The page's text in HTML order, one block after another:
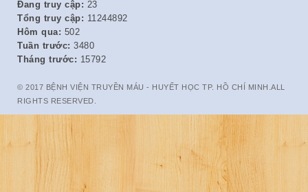
Đang truy cập: 23
Tổng truy cập: 11244892
Hôm qua: 502
Tuần trước: 3480
Tháng trước: 15792
© 2017 BỆNH VIỆN TRUYỀN MÁU - HUYẾT HỌC TP. HỒ CHÍ MINH.ALL
RIGHTS RESERVED.